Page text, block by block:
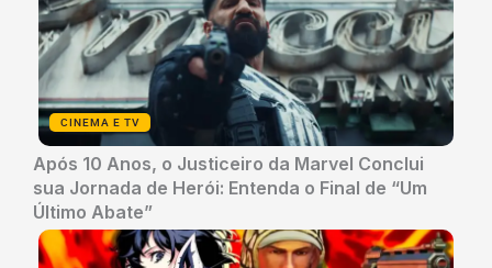
CINEMA E TV
Após 10 Anos, o Justiceiro da Marvel Conclui
sua Jornada de Herói: Entenda o Final de “Um
Último Abate”